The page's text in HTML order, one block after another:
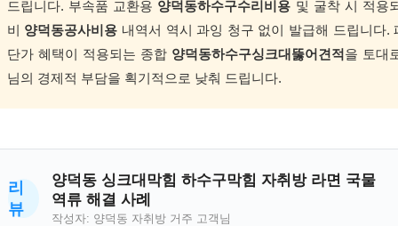
드립니다. 부속품 교환용 양덕동하수구수리비용 및 굴착 시 적용
비 양덕동공사비용 내역서 역시 과잉 청구 없이 발급해 드립니다.
단가 혜택이 적용되는 종합 양덕동하수구싱크대뚫어견적 을 토대
님의 경제적 부담을 획기적으로 낮춰 드립니다.
리
뷰
양덕동 싱크대막힘 하수구막힘 자취방 라면 국물
역류 해결 사례
작성자: 양덕동 자취방 거주 고객님